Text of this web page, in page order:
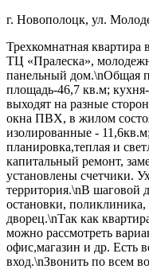
г. Новополоцк, ул.
Трехкомнатная квартира
ТЦ «Пралеска»,
панельный дом.\nОбщая
площадь-46,7 кв.м;
выходят на разные
окна ПВХ, в жилом
изолированные -
планировка,теплая и
капитальный ремонт,
установлены счетчики.
территория.\nВ шаговой
остановки,
дворец.\nТак как
можно рассмотреть
офис,магазин и др. Есть
вход.\nЗвонить по всем